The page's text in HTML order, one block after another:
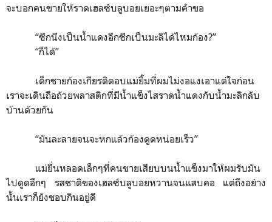
จะบอกคนขายให้ราดเฮลซ์บลูบอยเยอะๆตามคำขอ
“ซีกนึงเป็นน้ำแดงอีกซีกเป็นมะลิได้ไหมก้อง?”
“ก็ได้”
เด็กชายก้องเกียรติตอบแม่ยิ้มที่ผมไม่งอแงเอาแต่ใจก่อน
เราจะเดินถือถ้วยพลาสติกที่มีน้ำแข็งไสราดน้ำแดงกับน้ำมะลิกลับ
บ้านด้วยกัน
“มันละลายจนจะหกแล้วก้องดูดหน่อยเร็ว”
แม่ยื่นหลอดเล็กๆที่คนขายเสียบบนน้ำแข็งมาให้ผมรับมัน
ไปดูดอึกๆ รสชาติของเฮลซ์บลูบอยหวานจนแสบคอ แต่ถึงอย่าง
นั้นเราก็ยังชอบกินอยู่ดี